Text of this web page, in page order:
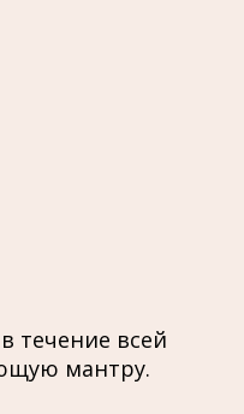
течение всей
мантру.